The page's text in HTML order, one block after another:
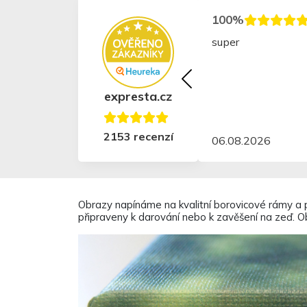
expresta.cz
2153 recenzí
rychlé, jednoduché
14.07.2026
Obrazy napínáme na kvalitní borovicové rámy
připraveny k darování nebo k zavěšení na zeď.